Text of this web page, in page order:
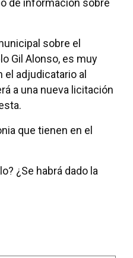
de información sobre
sobre el
Gil Alonso, es muy
adjudicatario al
a una nueva licitación
que tienen en el
¿Se habrá dado la